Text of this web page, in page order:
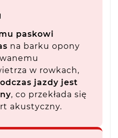
paskowi
na barku opony
w rowkach,
jazdy jest
, co przekłada się
akustyczny.